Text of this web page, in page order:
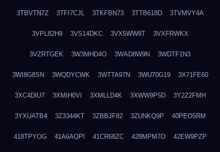
3TBVTN7Z 3TFI7CJL 3TKFBN73 3TTB618D 3TVMVY4A
3VPL82H9 3VS14DKC 3VX5WW8T 3VXFRWKX
3VZRTGEK 3W3MHD4O 3WAD8W9N 3WDTF1N3
3WI8G8SN 3WQDYCWK 3WTTA97N 3WU70G19 3X71FE60
3XC4DIU7 3XMIH0VI 3XMLLD4K 3XWW9P5D 3Y2Z2FMH
3YXUATB4 3Z3344KT 3ZBBJF82 3ZUNKQ9P 40PEO5RM
418TPYOG 41A6AQPI 41CR68ZC 428MPM7O 42EW9PZP